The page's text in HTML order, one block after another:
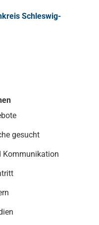
Schleswig-
gesucht
Kommunikation